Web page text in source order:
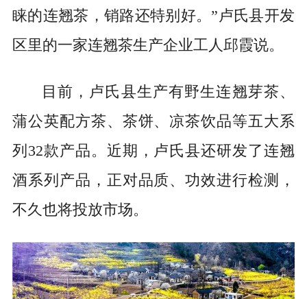
睐的连翘茶，销路还特别好。”卢氏县开发
区里的一家连翘茶生产企业工人邱霞说。
目前，卢氏县生产有野生连翘芽茶、
蒲公英配方茶、茶饼、凉茶饮品等五大系
列32款产品。近期，卢氏县还研发了连翘
酒系列产品，正对品质、功效进行检测，
不久也将投放市场。